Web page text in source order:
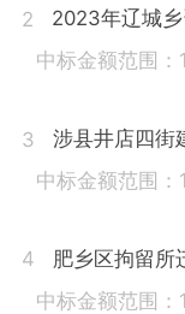
2
2023年辽城
中标金额范围
3
涉县井店四街
中标金额范围：
4
肥乡区拘留所
中标金额范围